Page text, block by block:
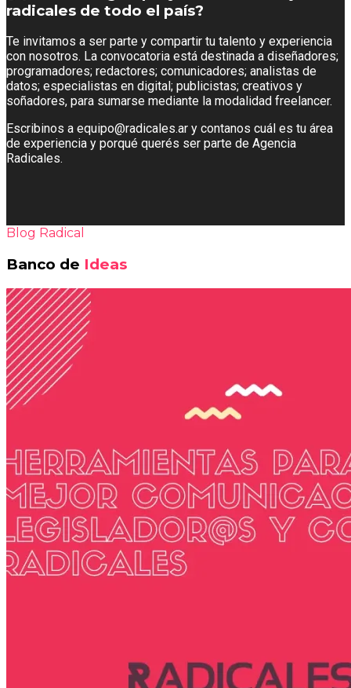
radicales de todo el país?
Te invitamos a ser parte y compartir tu talento y experiencia
con nosotros. La convocatoria está destinada a diseñadores;
programadores; redactores; comunicadores; analistas de
datos; especialistas en digital; publicistas; creativos y
soñadores, para sumarse mediante la modalidad freelancer.
Escribinos a equipo@radicales.ar y contanos cuál es tu área
de experiencia y porqué querés ser parte de Agencia
Radicales.
Blog Radical
Banco de Ideas